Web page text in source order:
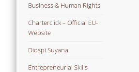
Business & Human Rights
Charterclick – Official EU-
Website
Diospi Suyana
Entrepreneurial Skills